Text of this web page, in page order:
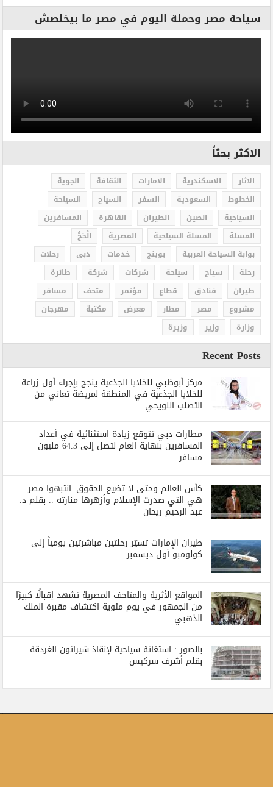
سياحة مصر وحملة اليوم في مصر ما بيخلصش
الاكثر بحثاً
الاثار الاسكندرية الامارات الثقافة
الجوية
الخطوط
السعودية السفر السياح
السياحة
السياحية
الصين الطيران القاهرة
المسافرين
المسلة
المسلة السياحية المصرية
الْحَجُّ
بوابة السياحة العربية
بوينج خدمات دبى
رحلات
رحلة
سياح سياحة شركات شركة
طائرة
طيران
فنادق قطاع مؤتمر متحف
مسافر
مشروع
مصر مطار معرض مكتبة
مهرجان
وزارة
وزير وزيرة
Recent Posts
مركز أبوظبي للخلايا الجذعية ينجح بإجراء أول زراعة
للخلايا الجذعية في المنطقة لمريضة تعاني من
التصلب اللويحي
مطارات دبي تتوقع زيادة استثنائية في أعداد
المسافرين بنهاية العام لتصل إلى 64.3 مليون
مسافر
كأس العالم وحتى لا تضيع الحقوق..انتبهوا مصر
هي التي صدرت الإسلام وأزهرها منارته .. بقلم د.
عبد الرحيم ريحان
طيران الإمارات تسيّر رحلتين مباشرتين يومياً إلى
كولومبو أول ديسمبر
المواقع الأثرية والمتاحف المصرية تشهد إقبالًا كبيرًا
من الجمهور في يوم مئوية اكتشاف مقبرة الملك
الذهبي
بالصور : استغاثة سياحية لإنقاذ شيراتون الغردقة …
بقلم أشرف سركيس